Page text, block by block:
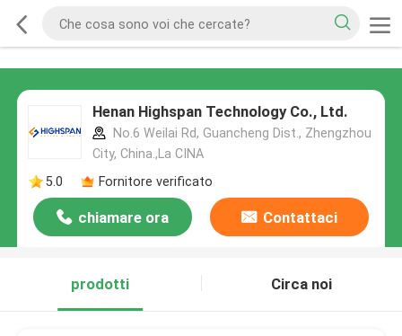
Henan Highspan Technology Co., Ltd.
No.6 Weilai Rd, Guancheng Dist., Zhengzhou
City, China.,La CINA
5.0
Fornitore verificato
chiamare ora Contattaci
prodotti Circa noi